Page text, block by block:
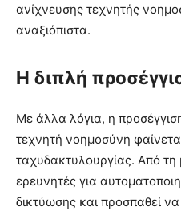
ανίχνευσης τεχνητής
αναξιόπιστα.
Η διπλή
Με άλλα λόγια, η
τεχνητή νοημοσύνη
ταχυδακτυλουργίας. Από τη
ερευνητές για
δικτύωσης και προσπαθεί να